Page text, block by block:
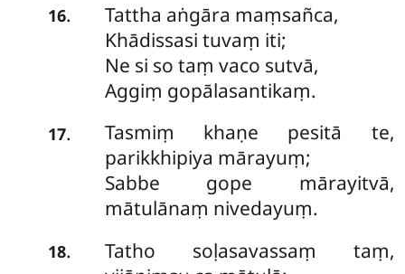
16.
Tattha aṅgāra maṃsañca,
Khādissasi tuvaṃ iti;
Ne si so taṃ vaco sutvā,
Aggiṃ gopālasantikaṃ.
17.
Tasmiṃ khaṇe pesitā te,
parikkhipiya mārayuṃ;
Sabbe gope mārayitvā,
mātulānaṃ nivedayuṃ.
18.
Tatho soḷasavassaṃ taṃ,